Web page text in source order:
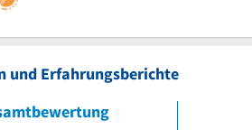
und Erfahrungsberichte